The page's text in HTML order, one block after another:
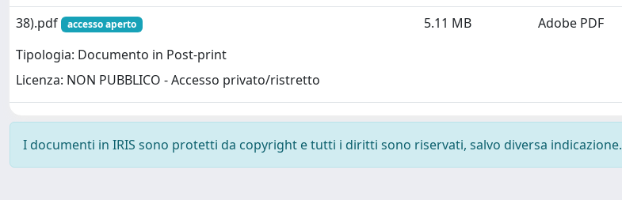
38).pdf
accesso aperto
Tipologia: Documento in Post-print
Licenza: NON PUBBLICO - Accesso privato/ristretto
5.11 MB Adobe PDF
I documenti in IRIS sono protetti da copyright e tutti i diritti sono riservati, salvo diversa indicazione.